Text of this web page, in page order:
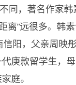
同，著名作家
离”远很多。韩
阳，父亲周映
庚款留学生，
庭。